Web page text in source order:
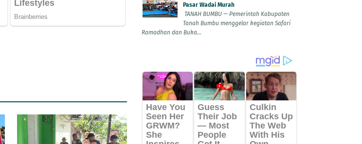
Pasar Wadai Murah
TANAH BUMBU — Pemerintah Kabupaten
Tanah Bumbu menggelar kegiatan Safari
Ramadhan dan Buka...